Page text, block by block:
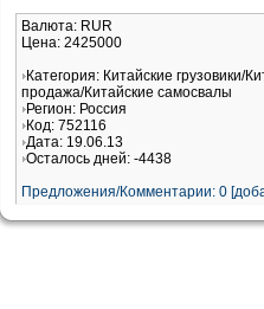
Валюта: RUR
Цена: 2425000
Категория: Китайские грузовики/
продажа/Китайские самосвалы
Регион: Россия
Код: 752116
Дата: 19.06.13
Осталось дней: -4438
Предложения/Комментарии: 0